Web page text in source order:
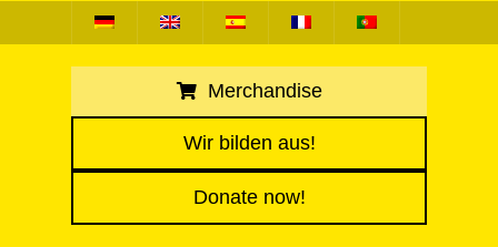
Merchandise
Wir bilden aus!
Donate now!